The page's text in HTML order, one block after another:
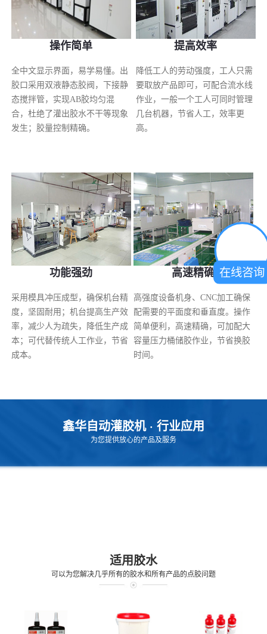
操作简单
全中文显示界面，易学易懂。出
胶口采用双液静态胶阀，下接静
态搅拌管，实现AB胶均匀混
合，杜绝了灌出胶水不干等现象
发生；胶量控制精确。
提高效率
降低工人的劳动强度，工人只需
要取放产品即可，可配合流水线
作业，一般一个工人可同时管理
几台机器，节省人工，效率更
高。
功能强劲
采用模具冲压成型，确保机台精
度，坚固耐用；机台提高生产效
率，减少人为疏失，降低生产成
本；可代替传统人工作业，节省
成本。
高速精确
高强度设备机身、CNC加工确保
配需要的平面度和垂直度。操作
简单便利，高速精确，可加配大
容量压力桶储胶作业，节省换胶
时间。
鑫华自动灌胶机 · 行业应用
为您提供放心的产品及服务
通讯/电子行业
LED照明行业
电源行业
汽车行业
适用胶水
可以为您解决几乎所有的胶水和所有产品的点胶问题
在线咨询